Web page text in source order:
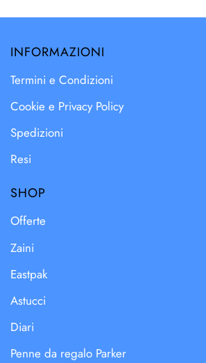
INFORMAZIONI
Termini e Condizioni
Cookie e Privacy Policy
Spedizioni
Resi
SHOP
Offerte
Zaini
Eastpak
Astucci
Diari
Penne da regalo Parker